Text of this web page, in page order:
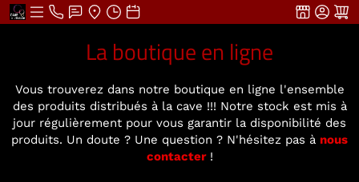
La boutique en ligne
Vous trouverez dans notre boutique en ligne l'ensemble
des produits distribués à la cave !!! Notre stock est mis à
jour régulièrement pour vous garantir la disponibilité des
produits. Un doute ? Une question ? N'hésitez pas à nous
contacter!